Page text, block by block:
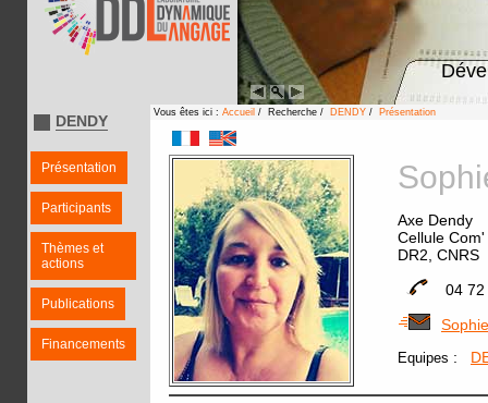
DENDY
Présentation
Participants
Thèmes et
actions
Publications
Financements
Vous êtes ici : Accueil / Recherche / DENDY / Présentation
Axe Dendy
Cellule
DR2, CNRS
04
Equipes :